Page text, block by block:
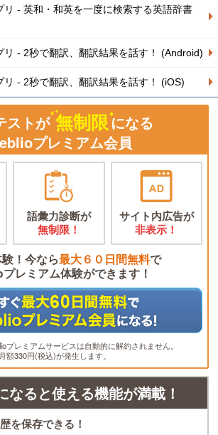
リ - 英和・和英を一度に検索する英語辞書
リ - 2秒で翻訳、翻訳結果を話す！ (Android)
リ - 2秒で翻訳、翻訳結果を話す！ (iOS)
ストが 無制限になる
プレミアム会員
語彙力診断が
無制限！
サイト内広告が
非表示！
！今なら最大６０日間無料で
レミアム体験ができます！
プレミアムサービスは自動的に解約されません。
330円(税込)が発生します。
なると使える機能が満載！
を保存できる！